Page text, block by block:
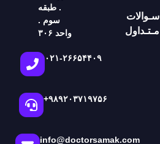
سـوالات
مـتـداول
. طبقه
سوم .
واحد ۳۰۶
۰۲۱-۲۶۶۵۴۴۰۹
+۹۸۹۲۰۳۷۱۹۷۵۶
info@doctorsamak.com